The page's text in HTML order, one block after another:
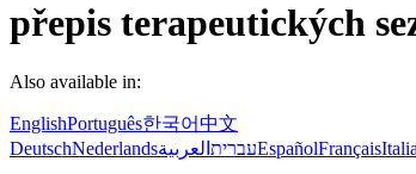
přepis terapeutických
Also available in:
EnglishPortuguês한국어中文
DeutschNederlands עברית العربية EspañolFrançais